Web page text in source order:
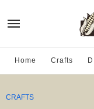
Home Crafts
CRAFTS